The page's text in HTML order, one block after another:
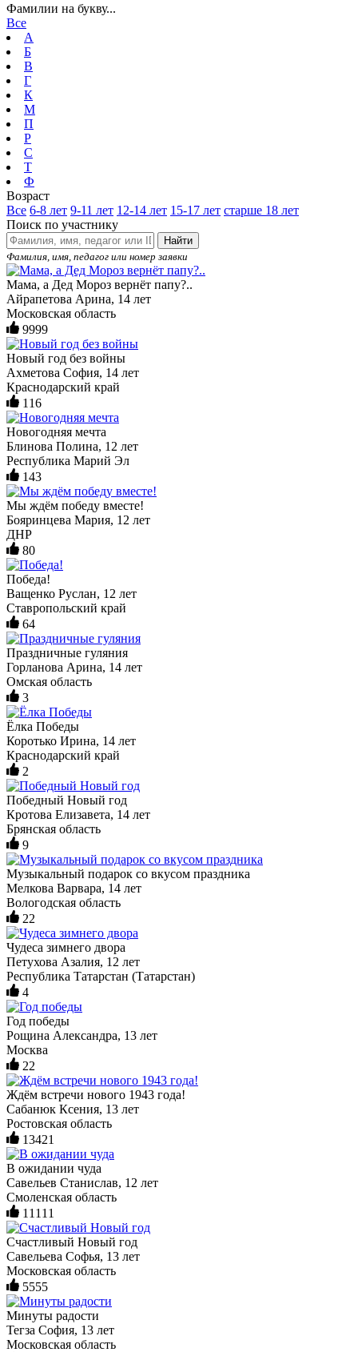
Фамилии на букву...
Все
А
Б
В
Г
К
М
П
Р
С
Т
Ф
Возраст
Все 6-8 лет 9-11 лет 12-14 лет 15-17 лет старше 18 лет
Поиск по участнику
Найти
Фамилия, имя, педагог или номер заявки
Мама, а Дед Мороз вернёт папу?..
Айрапетова Арина, 14 лет
Московская область
9999
Новый год без войны
Ахметова София, 14 лет
Краснодарский край
116
Новогодняя мечта
Блинова Полина, 12 лет
Республика Марий Эл
143
Мы ждём победу вместе!
Бояринцева Мария, 12 лет
ДНР
80
Победа!
Ващенко Руслан, 12 лет
Ставропольский край
64
Праздничные гуляния
Горланова Арина, 14 лет
Омская область
3
Ёлка Победы
Коротько Ирина, 14 лет
Краснодарский край
2
Победный Новый год
Кротова Елизавета, 14 лет
Брянская область
9
Музыкальный подарок со вкусом праздника
Мелкова Варвара, 14 лет
Вологодская область
22
Чудеса зимнего двора
Петухова Азалия, 12 лет
Республика Татарстан (Татарстан)
4
Год победы
Рощина Александра, 13 лет
Москва
22
Ждём встречи нового 1943 года!
Сабанюк Ксения, 13 лет
Ростовская область
13421
В ожидании чуда
Савельев Станислав, 12 лет
Смоленская область
11111
Счастливый Новый год
Савельева Софья, 13 лет
Московская область
5555
Минуты радости
Тегза София, 13 лет
Московская область